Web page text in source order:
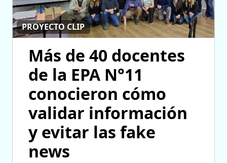
PROYECTO CLIP
Más de 40 docentes
de la EPA N°11
conocieron cómo
validar información
y evitar las fake
news